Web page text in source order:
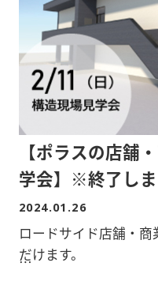
大きく開放的になりま
リビングから様子を
ットの遊び場としても
どんな空間にしよう
るうちに“あなたのた
趣味を中心に理想の
■間取り/3LDK
■階数/2階建て1棟3世
■構造/木造
■敷地面積/666.16平米
【ポラスの店
学会】※終了し
2024.01.26
ロードサイド店舗・
だけます。